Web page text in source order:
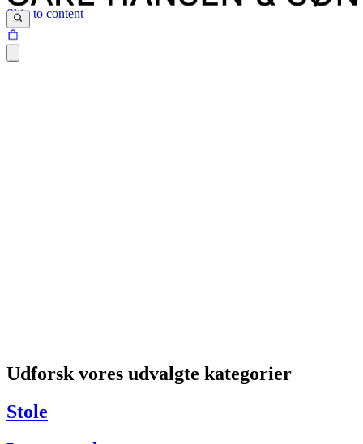
Skip to content
Har du brug for hjælp så kontakt venligst kundeservice via:
Tel +45 63 13 26 72
Udforsk vores udvalgte kategorier
Stole